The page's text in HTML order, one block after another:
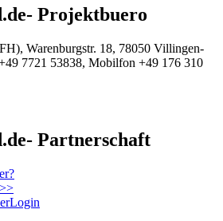
Projektbuero
Warenburgstr. 18, 78050 Villingen-
7721 53838, Mobilfon +49 176 310
Partnerschaft